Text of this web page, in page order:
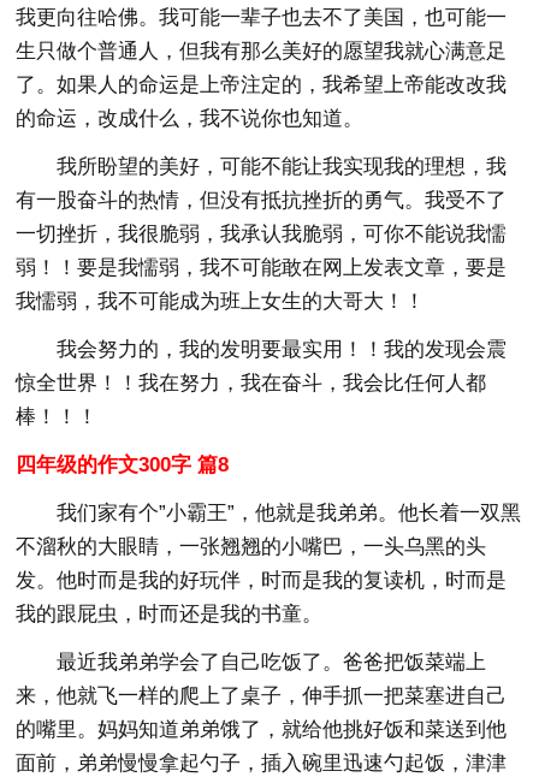
我更向往哈佛。我可能一辈子也去不了美国，也可能一
生只做个普通人，但我有那么美好的愿望我就心满意足
了。如果人的命运是上帝注定的，我希望上帝能改改我
的命运，改成什么，我不说你也知道。
我所盼望的美好，可能不能让我实现我的理想，我
有一股奋斗的热情，但没有抵抗挫折的勇气。我受不了
一切挫折，我很脆弱，我承认我脆弱，可你不能说我懦
弱！！要是我懦弱，我不可能敢在网上发表文章，要是
我懦弱，我不可能成为班上女生的大哥大！！
我会努力的，我的发明要最实用！！我的发现会震
惊全世界！！我在努力，我在奋斗，我会比任何人都
棒！！！
四年级的作文300字 篇8
我们家有个”小霸王”，他就是我弟弟。他长着一双黑
不溜秋的大眼睛，一张翘翘的小嘴巴，一头乌黑的头
发。他时而是我的好玩伴，时而是我的复读机，时而是
我的跟屁虫，时而还是我的书童。
最近我弟弟学会了自己吃饭了。爸爸把饭菜端上
来，他就飞一样的爬上了桌子，伸手抓一把菜塞进自己
的嘴里。妈妈知道弟弟饿了，就给他挑好饭和菜送到他
面前，弟弟慢慢拿起勺子，插入碗里迅速勺起饭，津津